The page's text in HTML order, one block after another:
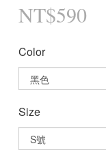
NT$590
Color
Size